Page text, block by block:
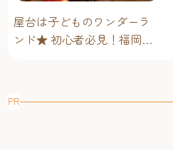
屋台は子どものワンダーラ
ンド★ 初心者必見！福岡博
PR